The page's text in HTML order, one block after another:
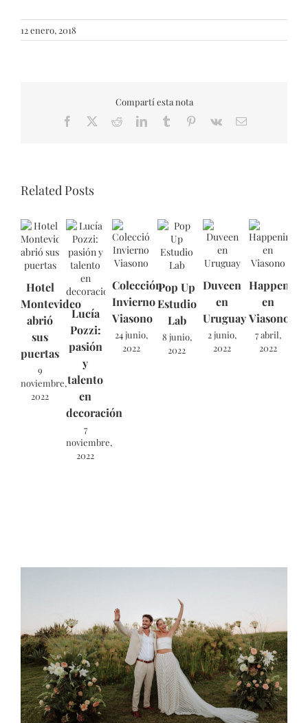
12 enero, 2018
Compartí esta nota
Facebook RedditLinkedInTumblr Pinterest
Vk Email
Related Posts
Hotel
Montevideo
abrió
sus
puertas
9
noviembre,
2022
Lucía
Pozzi:
pasión
y
talento
en
decoración
7
noviembre,
2022
Colección
Invierno
Viasono
24 junio,
2022
Pop Up
Estudio
Lab
8 junio,
2022
Duveen
en
Uruguay
2 junio,
2022
Happening
en
Viasono
7 abril,
2022